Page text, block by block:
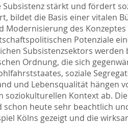
stärkt und fördert
bildet die Basis einer vitalen
des
Potenziale
Subsistenzsektors
Ordnung, die sich
soziale
und Lebensqualität hängen
Kontext ab.
heute sehr beachtlich
Kölns gezeigt und die